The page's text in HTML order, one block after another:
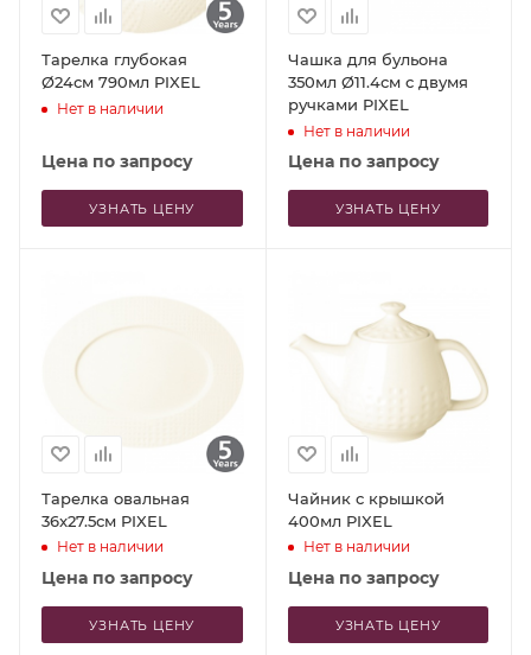
Тарелка глубокая
Ø24см 790мл PIXEL
Нет в наличии
Цена по запросу
УЗНАТЬ ЦЕНУ
Чашка для бульона
350мл Ø11.4см с двумя
ручками PIXEL
Нет в наличии
Цена по запросу
УЗНАТЬ ЦЕНУ
Тарелка овальная
36x27.5см PIXEL
Нет в наличии
Цена по запросу
УЗНАТЬ ЦЕНУ
Чайник с крышкой
400мл PIXEL
Нет в наличии
Цена по запросу
УЗНАТЬ ЦЕНУ